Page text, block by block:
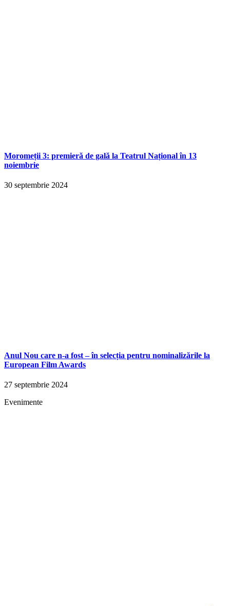
Moromeții 3: premieră de gală la Teatrul Național în 13
noiembrie
30 septembrie 2024
Anul Nou care n-a fost – în selecția pentru nominalizările la
European Film Awards
27 septembrie 2024
Evenimente